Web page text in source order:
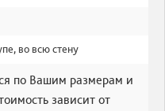
, во всю стену
по Вашим размерам и
зависит от